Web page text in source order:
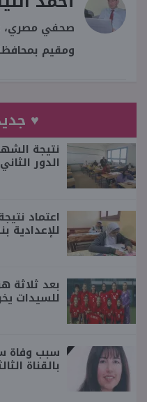
صحفي مصري،
ومقيم
♥
نتيجة
الدور
اعتماد
للإعدادية بنسبة
بعد ثلاثة
للسيدات
سبب وفاة
بالقناة